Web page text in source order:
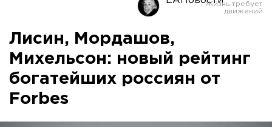
Оренбург
Лисин, Мордашов,
Михельсон: новый рейтинг
богатейших россиян от
Forbes